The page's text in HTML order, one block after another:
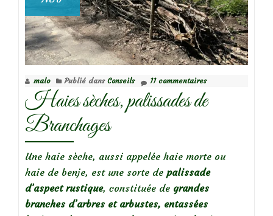
malo Publié dans Conseils 11 commentaires
Haies sèches, palissades de
Branchages
Une haie sèche, aussi appelée haie morte ou
haie de benje, est une sorte de palissade
d’aspect rustique, constituée de grandes
branches d’arbres et arbustes, entassées